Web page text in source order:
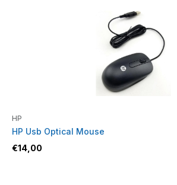
HP
HP Usb Optical Mouse
€14,00